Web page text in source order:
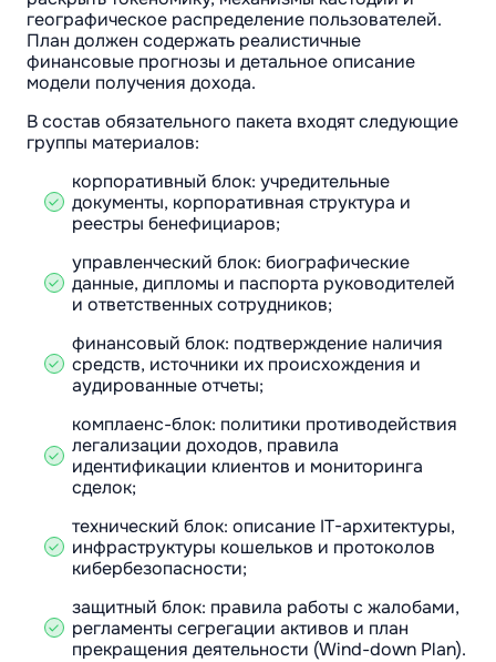
географическое распределение пользователей.
План должен содержать реалистичные
финансовые прогнозы и детальное описание
модели получения дохода.
В состав обязательного пакета входят следующие
группы материалов:
корпоративный блок: учредительные
документы, корпоративная структура и
реестры бенефициаров;
управленческий блок: биографические
данные, дипломы и паспорта руководителей
и ответственных сотрудников;
финансовый блок: подтверждение наличия
средств, источники их происхождения и
аудированные отчеты;
комплаенс-блок: политики противодействия
легализации доходов, правила
идентификации клиентов и мониторинга
сделок;
технический блок: описание IT-архитектуры,
инфраструктуры кошельков и протоколов
кибербезопасности;
защитный блок: правила работы с жалобами,
регламенты сегрегации активов и план
прекращения деятельности (Wind-down Plan).